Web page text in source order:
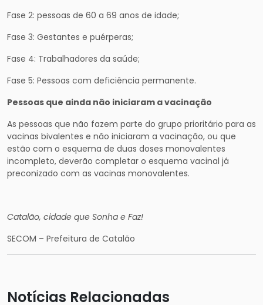
Fase 2: pessoas de 60 a 69 anos de idade;
Fase 3: Gestantes e puérperas;
Fase 4: Trabalhadores da saúde;
Fase 5: Pessoas com deficiência permanente.
Pessoas que ainda não iniciaram a vacinação
As pessoas que não fazem parte do grupo prioritário para as
vacinas bivalentes e não iniciaram a vacinação, ou que
estão com o esquema de duas doses monovalentes
incompleto, deverão completar o esquema vacinal já
preconizado com as vacinas monovalentes.
Catalão, cidade que Sonha e Faz!
SECOM – Prefeitura de Catalão
Notícias Relacionadas